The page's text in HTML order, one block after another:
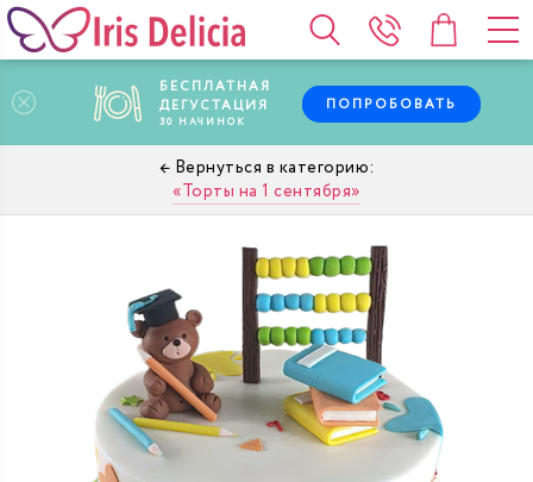
БЕСПЛАТНАЯ
ДЕГУСТАЦИЯ
30 НАЧИНОК
ПОПРОБОВАТЬ
Торты на 1 сентября